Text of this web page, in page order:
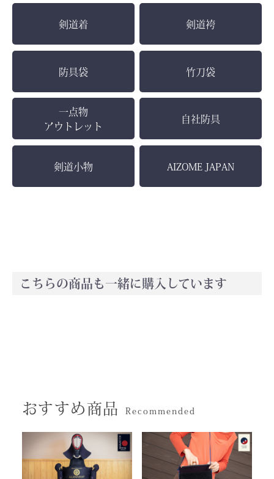
剣道着 剣道袴
防具袋 竹刀袋
一点物
アウトレット
自社防具
剣道小物 AIZOME JAPAN
こちらの商品も一緒に購入しています
おすすめ商品 Recommended